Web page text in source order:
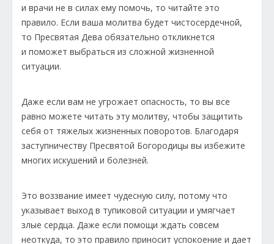
и врачи не в силах ему помочь, то читайте это
правило. Если ваша молитва будет чистосердечной,
то Пресвятая Дева обязательно откликнется
и поможет выбраться из сложной жизненной
ситуации.
Даже если вам не угрожает опасность, то вы все
равно можете читать эту молитву, чтобы защитить
себя от тяжелых жизненных поворотов. Благодаря
заступничеству Пресвятой Богородицы вы избежите
многих искушений и болезней.
Это воззвание имеет чудесную силу, потому что
указывает выход в тупиковой ситуации и умягчает
злые сердца. Даже если помощи ждать совсем
неоткуда, то это правило приносит успокоение и дает